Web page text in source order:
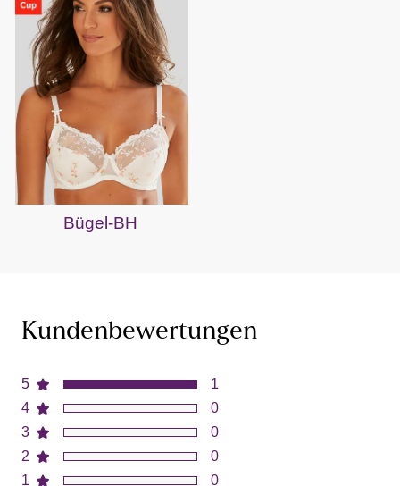
Bügel-BH
Kundenbewertungen
5
4
3
2
1
1
0
0
0
0